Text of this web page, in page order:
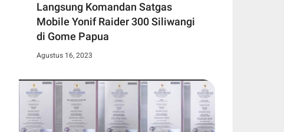
Langsung Komandan Satgas
Mobile Yonif Raider 300 Siliwangi
di Gome Papua
Agustus 16, 2023